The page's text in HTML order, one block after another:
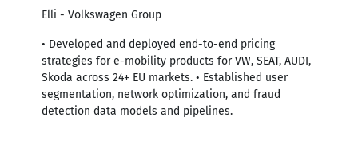
Elli - Volkswagen Group
• Developed and deployed end-to-end pricing
strategies for e-mobility products for VW, SEAT, AUDI,
Skoda across 24+ EU markets. • Established user
segmentation, network optimization, and fraud
detection data models and pipelines.